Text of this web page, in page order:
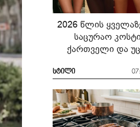
2026 წლის
საცურაო
ქართველი და
რა ჩავიცვათ
სტილი